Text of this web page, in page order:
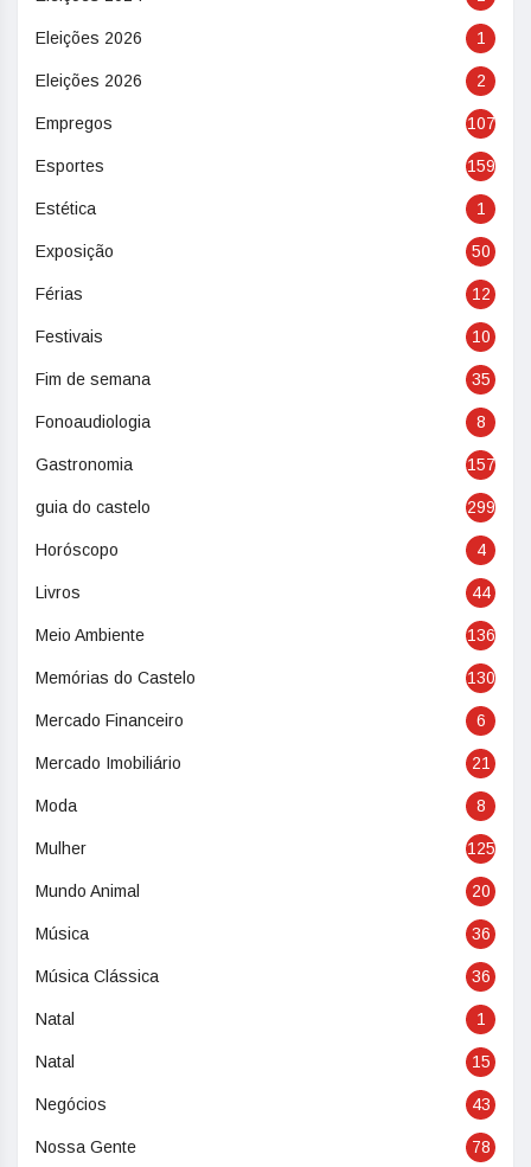
Eleições 2026 1
Eleições 2026 2
Empregos 107
Esportes 159
Estética 1
Exposição 50
Férias 12
Festivais 10
Fim de semana 35
Fonoaudiologia 8
Gastronomia 157
guia do castelo 299
Horóscopo 4
Livros 44
Meio Ambiente 136
Memórias do Castelo 130
Mercado Financeiro 6
Mercado Imobiliário 21
Moda 8
Mulher 125
Mundo Animal 20
Música 36
Música Clássica 36
Natal 1
Natal 15
Negócios 43
Nossa Gente 78